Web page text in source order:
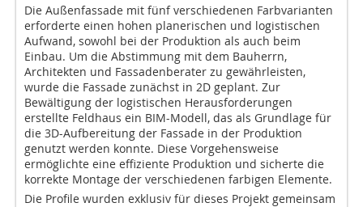
Die Außenfassade mit fünf verschiedenen Farbvarianten
erforderte einen hohen planerischen und logistischen
Aufwand, sowohl bei der Produktion als auch beim
Einbau. Um die Abstimmung mit dem Bauherrn,
Architekten und Fassadenberater zu gewährleisten,
wurde die Fassade zunächst in 2D geplant. Zur
Bewältigung der logistischen Herausforderungen
erstellte Feldhaus ein BIM-Modell, das als Grundlage für
die 3D-Aufbereitung der Fassade in der Produktion
genutzt werden konnte. Diese Vorgehensweise
ermöglichte eine effiziente Produktion und sicherte die
korrekte Montage der verschiedenen farbigen Elemente.
Die Profile wurden exklusiv für dieses Projekt gemeinsam